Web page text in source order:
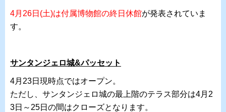
4月26日(土)は付属博物館の終日休館が発表されていま
す。
サンタンジェロ城&パッセット
4月23日現時点ではオープン。
ただし、サンタンジェロ城の最上階のテラス部分は4月2
3日～25日の間はクローズとなります。